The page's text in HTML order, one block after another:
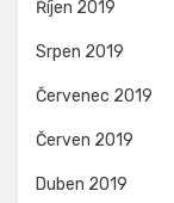
Říjen 2019
Srpen 2019
Červenec 2019
Červen 2019
Duben 2019